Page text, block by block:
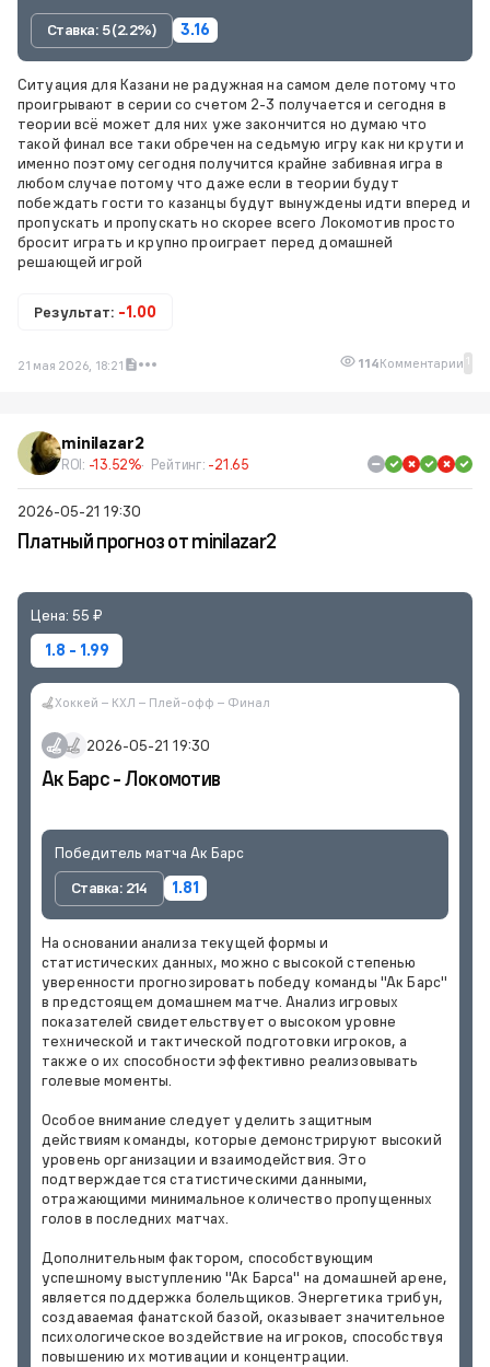
Ставка: 5 (2.2%)
3.16
Ситуация для Казани не радужная на самом деле потому что
проигрывают в серии со счетом 2-3 получается и сегодня в
теории всё может для них уже закончится но думаю что
такой финал все таки обречен на седьмую игру как ни крути и
именно поэтому сегодня получится крайне забивная игра в
любом случае потому что даже если в теории будут
побеждать гости то казанцы будут вынуждены идти вперед и
пропускать и пропускать но скорее всего Локомотив просто
бросит играть и крупно проиграет перед домашней
решающей игрой
Результат: -1.00
21 мая 2026, 18:21 114Комментарии 1
minilazar2
ROI: -13.52% Рейтинг: -21.65
2026-05-21 19:30
Платный прогноз от minilazar2
Цена: 55 ₽
1.8 - 1.99
Хоккей – КХЛ – Плей-офф – Финал
2026-05-21 19:30
Ак Барс - Локомотив
Победитель матча Ак Барс
Ставка: 214
1.81
На основании анализа текущей формы и
статистических данных, можно с высокой степенью
уверенности прогнозировать победу команды "Ак Барс"
в предстоящем домашнем матче. Анализ игровых
показателей свидетельствует о высоком уровне
технической и тактической подготовки игроков, а
также о их способности эффективно реализовывать
голевые моменты.
Особое внимание следует уделить защитным
действиям команды, которые демонстрируют высокий
уровень организации и взаимодействия. Это
подтверждается статистическими данными,
отражающими минимальное количество пропущенных
голов в последних матчах.
Дополнительным фактором, способствующим
успешному выступлению "Ак Барса" на домашней арене,
является поддержка болельщиков. Энергетика трибун,
создаваемая фанатской базой, оказывает значительное
психологическое воздействие на игроков, способствуя
повышению их мотивации и концентрации.